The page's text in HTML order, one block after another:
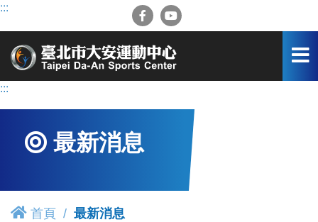
跳
容
:::
:::
最新消息
首頁 最新消息